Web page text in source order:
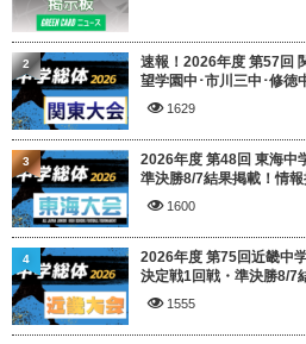
速報！2026年度 第57回
望学園中･市川三中･修徳
1629
2
2026年度 第48回 東海中
準決勝8/7結果掲載！情
1600
3
2026年度 第75回近畿中
決定戦1回戦・準決勝8/7
1555
4